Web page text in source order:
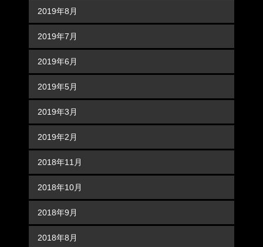
2019年8月
2019年7月
2019年6月
2019年5月
2019年3月
2019年2月
2018年11月
2018年10月
2018年9月
2018年8月